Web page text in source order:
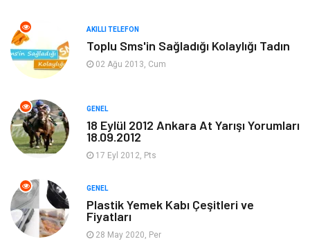
Dekorasyon Tatil
Makine
Güzellik & Bakım
Organizasyon
Hizmet
Aksesuar
AKILLI TELEFON
Toplu Sms'in Sağladığı Kolaylığı Tadın
02 Ağu 2013, Cum
GENEL
18 Eylül 2012 Ankara At Yarışı Yorumları
18.09.2012
17 Eyl 2012, Pts
GENEL
Plastik Yemek Kabı Çeşitleri ve
Fiyatları
28 May 2020, Per